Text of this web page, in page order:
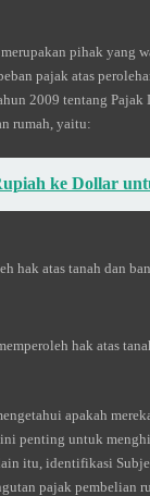
pihak yang
pajak atas
2009 tentang Pajak
rumah, yaitu:
ke Dollar
hak atas tanah dan
hak atas
apakah
penting untuk
itu, identifikasi
pajak pembelian